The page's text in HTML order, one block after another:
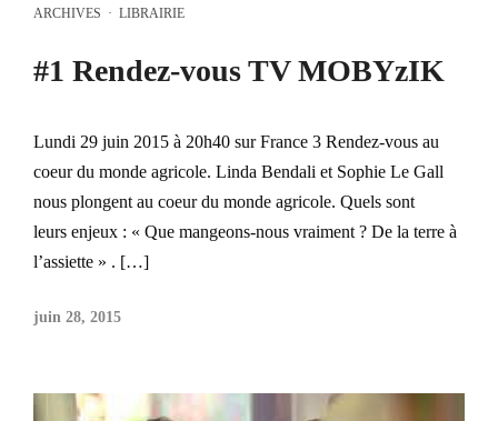
ARCHIVES · LIBRAIRIE
#1 Rendez-vous TV MOBYzIK
Lundi 29 juin 2015 à 20h40 sur France 3 Rendez-vous au
coeur du monde agricole. Linda Bendali et Sophie Le Gall
nous plongent au coeur du monde agricole. Quels sont
leurs enjeux : « Que mangeons-nous vraiment ? De la terre à
l’assiette » . […]
juin 28, 2015